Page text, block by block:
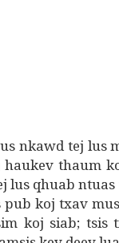
nkawd tej lus
thaum
lus qhuab
koj txav
koj siab; tsis